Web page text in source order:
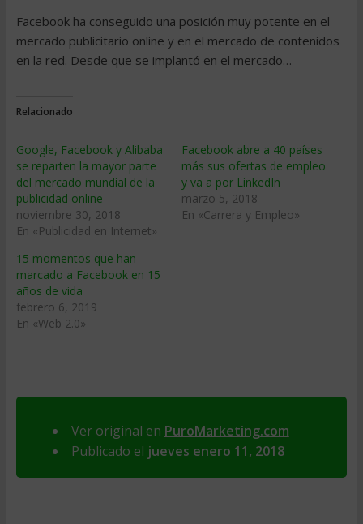
Facebook ha conseguido una posición muy potente en el
mercado publicitario online y en el mercado de contenidos
en la red. Desde que se implantó en el mercado…
Relacionado
Google, Facebook y Alibaba
se reparten la mayor parte
del mercado mundial de la
publicidad online
noviembre 30, 2018
En «Publicidad en Internet»
Facebook abre a 40 países
más sus ofertas de empleo
y va a por LinkedIn
marzo 5, 2018
En «Carrera y Empleo»
15 momentos que han
marcado a Facebook en 15
años de vida
febrero 6, 2019
En «Web 2.0»
Ver original en PuroMarketing.com
Publicado el jueves enero 11, 2018